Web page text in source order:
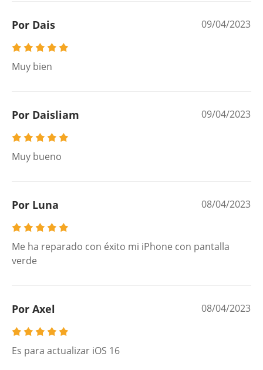
Por Dais 09/04/2023
Muy bien
Por Daisliam 09/04/2023
Muy bueno
Por Luna 08/04/2023
Me ha reparado con éxito mi iPhone con pantalla
verde
Por Axel 08/04/2023
Es para actualizar iOS 16